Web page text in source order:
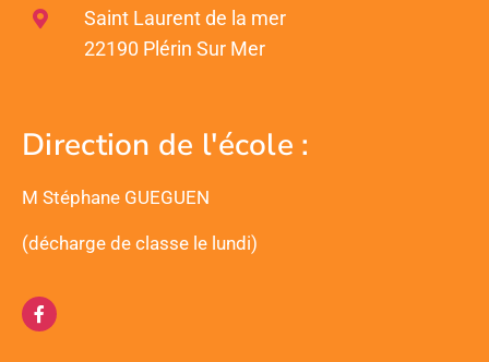
Saint Laurent de la mer
22190 Plérin Sur Mer
Direction de l'école :
M Stéphane GUEGUEN
(décharge de classe le lundi)